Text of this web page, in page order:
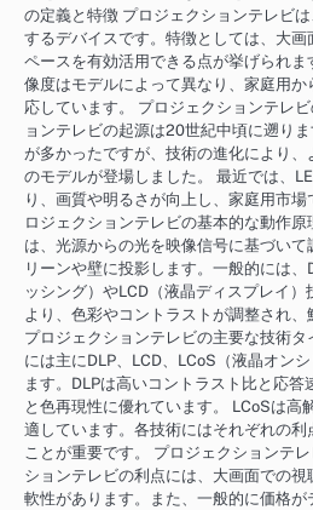
の定義と特徴 プロジェクションテレビ
するデバイスです。特徴としては、大
ペースを有効活用できる点が挙げられ
像度はモデルによって異なり、家庭用
応しています。 プロジェクションテレ
ョンテレビの起源は20世紀中頃に遡り
が多かったですが、技術の進化により
のモデルが登場しました。 最近では、
り、画質や明るさが向上し、家庭用市
ロジェクションテレビの基本的な動作
は、光源からの光を映像信号に基づい
リーンや壁に投影します。一般的には
ッシング）やLCD（液晶ディスプレイ
より、色彩やコントラストが調整され、
プロジェクションテレビの主要な技術
には主にDLP、LCD、LCoS（液晶オン
ます。DLPは高いコントラスト比と応答
と色再現性に優れています。 LCoSは高
適しています。各技術にはそれぞれの
ことが重要です。 プロジェクションテ
ションテレビの利点には、大画面での
軟性があります。また、一般的に価格